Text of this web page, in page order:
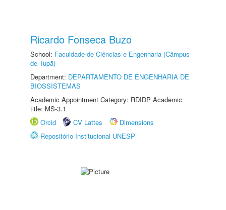
Ricardo Fonseca Buzo
School: Faculdade de Ciências e Engenharia (Câmpus
de Tupã)
Department: DEPARTAMENTO DE ENGENHARIA DE
BIOSSISTEMAS
Academic Appointment Category: RDIDP Academic
title: MS-3.1
Orcid
CV Lattes
Dimensions
Repositório Institucional UNESP